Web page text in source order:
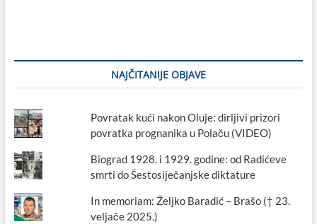
NAJČITANIJE OBJAVE
Povratak kući nakon Oluje: dirljivi prizori
povratka prognanika u Polaču (VIDEO)
Biograd 1928. i 1929. godine: od Radićeve
smrti do Šestosiječanjske diktature
In memoriam: Željko Baradić – Brašo († 23.
veljače 2025.)